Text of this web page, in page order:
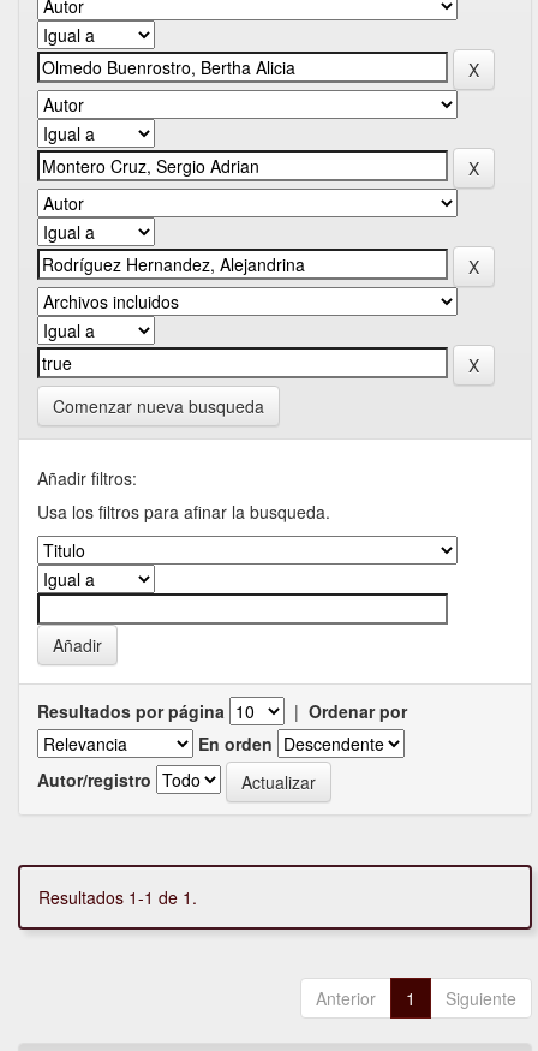
Comenzar nueva busqueda
Añadir filtros:
Usa los filtros para afinar la busqueda.
Resultados por página | Ordenar por
En orden
Autor/registro
Resultados 1-1 de 1.
Anterior 1 Siguiente